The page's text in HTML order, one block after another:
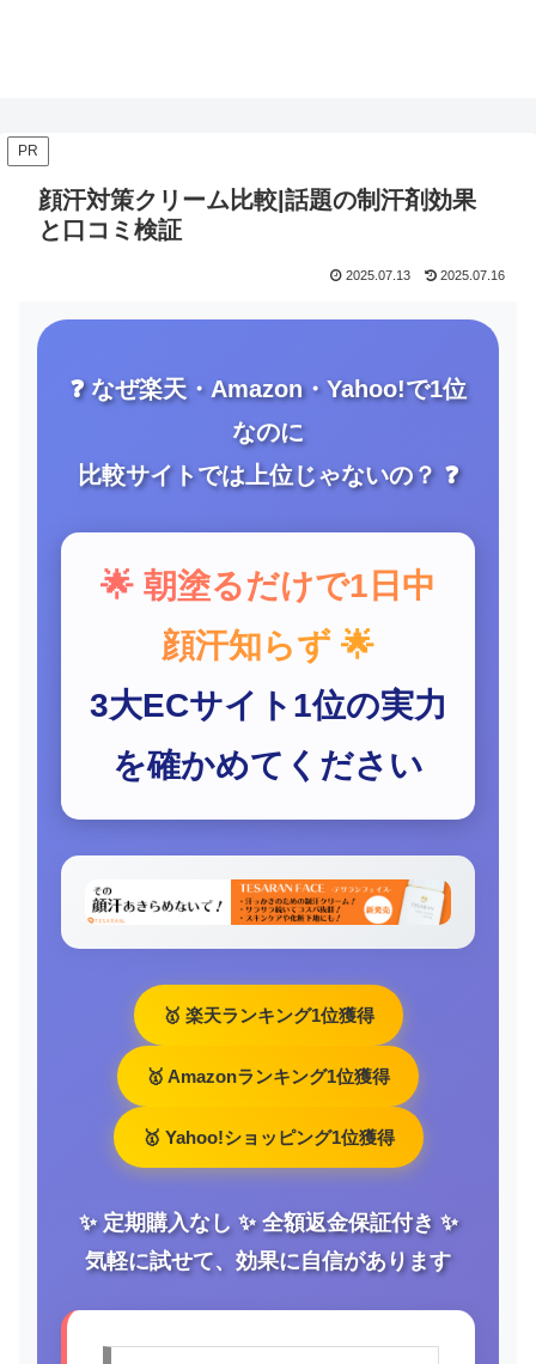
PR
顔汗対策クリーム比較|話題の制汗剤効果
と口コミ検証
2025.07.13 2025.07.16
❓ なぜ楽天・Amazon・Yahoo!で1位
なのに
比較サイトでは上位じゃないの？ ❓
🌟 朝塗るだけで1日中
顔汗知らず 🌟
3大ECサイト1位の実力
を確かめてください
🥇 楽天ランキング1位獲得
🥇 Amazonランキング1位獲得
🥇 Yahoo!ショッピング1位獲得
✨ 定期購入なし ✨ 全額返金保証付き ✨
気軽に試せて、効果に自信があります